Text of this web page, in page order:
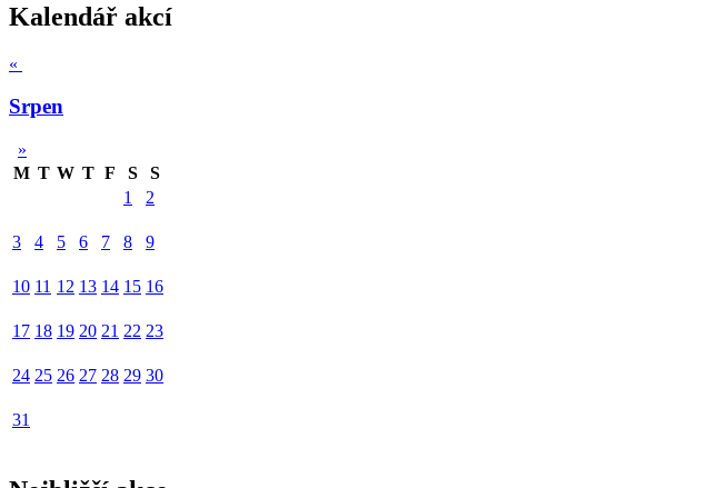
Kalendář akcí
«
Srpen
»
M T W T F S
S
1
2
3 4 5 6 7 8 9
10 11 12 13 14 15 16
17 18 19 20 21 22 23
24 25 26 27 28 29 30
31